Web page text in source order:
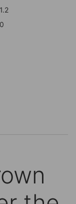
1.2
0